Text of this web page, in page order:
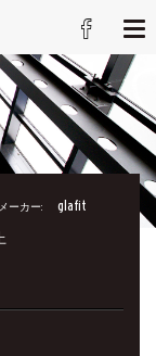
メーカー: glafit